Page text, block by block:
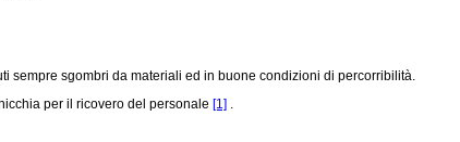
sgombri da materiali ed in buone condizioni di percorribilità.
per il ricovero del personale [1] .